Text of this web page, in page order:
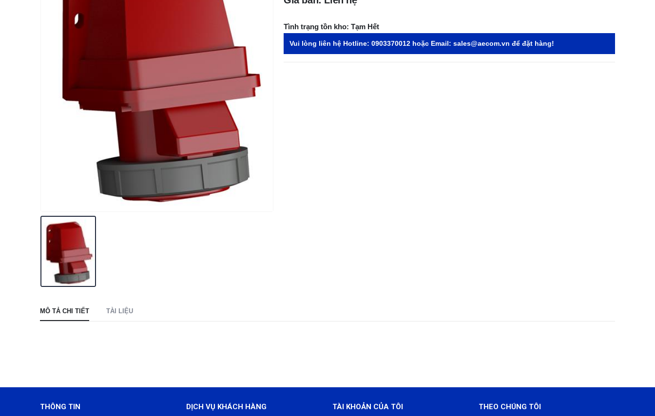
Tình trạng tồn kho: Tạm Hết
Vui lòng liên hệ Hotline: 0903370012 hoặc Email: sales@aecom.vn để đặt hàng!
MÔ TẢ CHI TIẾT TÀI LIỆU
THÔNG TIN DỊCH VỤ KHÁCH HÀNG TÀI KHOẢN CỦA TÔI THEO CHÚNG TÔI